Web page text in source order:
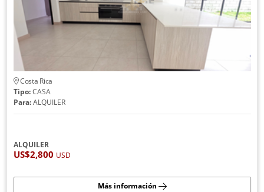
Costa Rica
Tipo:CASA
Para:ALQUILER
ALQUILER
US$2,800 USD
Más información